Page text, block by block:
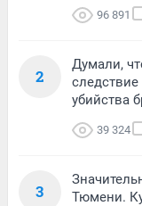
96 891
2
Думали,
убийства
39 324
3
Тюмени.